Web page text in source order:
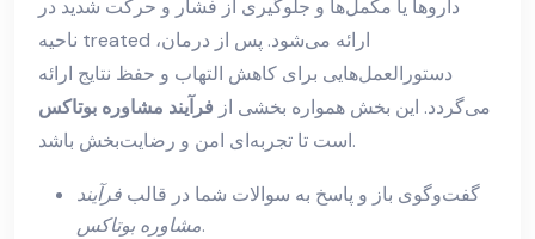
داروها یا مکمل‌ها و جلوگیری از فشار و حرکت شدید در
ناحیه treated ارائه می‌شود. پس از درمان،
دستورالعمل‌هایی برای کاهش التهاب و حفظ نتایج ارائه
می‌گردد. این بخش همواره بخشی از فرآیند مشاوره بوتاکس
است تا تجربه‌ای امن و رضایت‌بخش باشد.
گفت‌وگوی باز و پاسخ به سوالات شما در قالب فرآیند
مشاوره بوتاکس.